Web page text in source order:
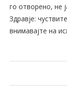
го отворено, не
Здравје:
внимавајте на